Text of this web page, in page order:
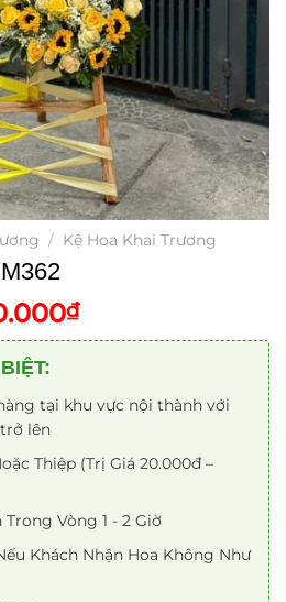
/ Kệ Hoa Khai Trương
₫Giá
hiện
1.800.000₫.
tại khu vực nội thành với
lên
Thiệp (Trị Giá 20.000đ –
Vòng 1 - 2 Giờ
Khách Nhận Hoa Không Như